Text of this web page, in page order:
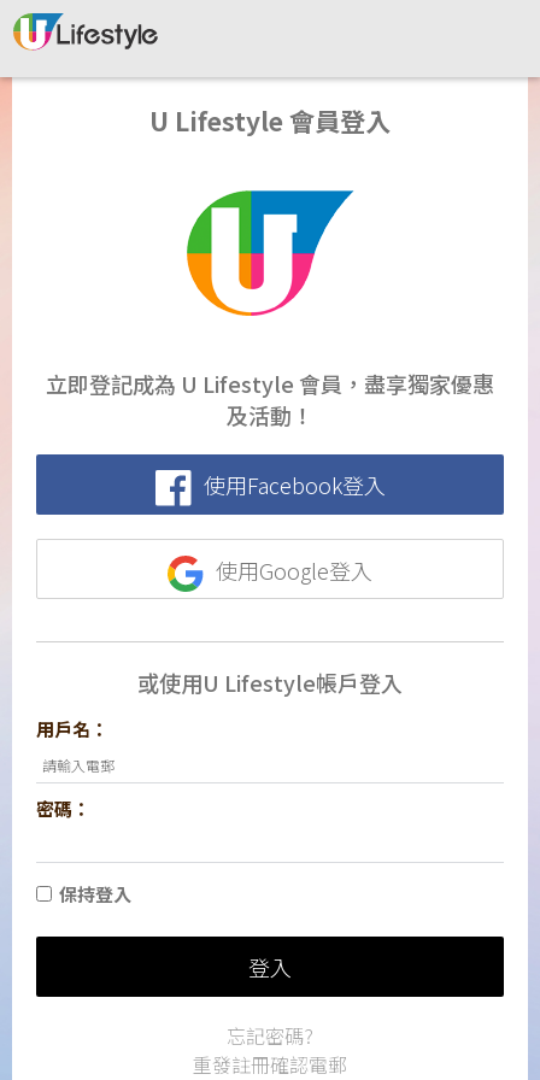
U Lifestyle 會員登入
立即登記成為 U Lifestyle 會員，盡享獨家優惠
及活動！
使用Facebook登入
使用Google登入
或使用U Lifestyle帳戶登入
用戶名：
密碼：
保持登入
登入
忘記密碼?
重發註冊確認電郵